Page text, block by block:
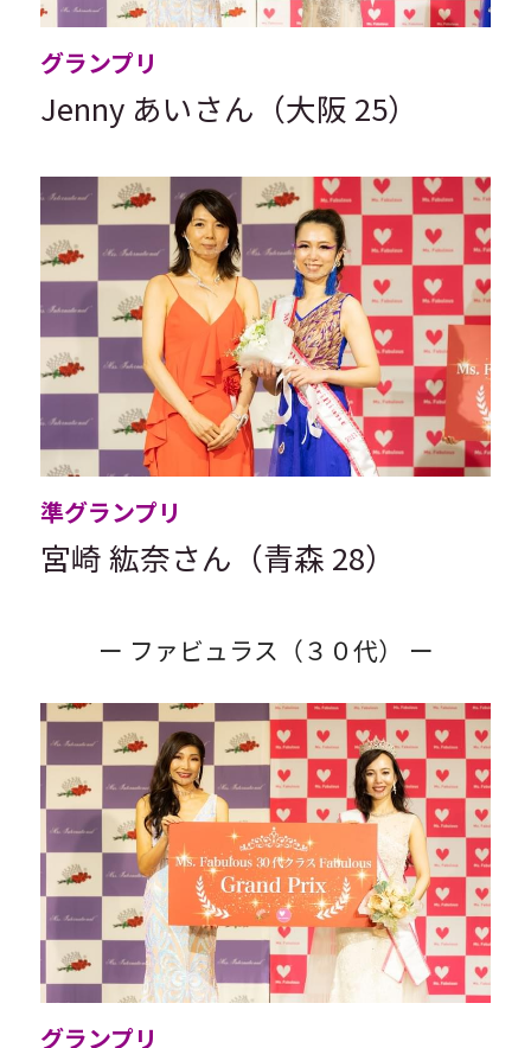
グランプリ
Jenny あいさん（大阪 25）
準グランプリ
宮崎 紘奈さん（青森 28）
ー ファビュラス（３０代） ー
グランプリ